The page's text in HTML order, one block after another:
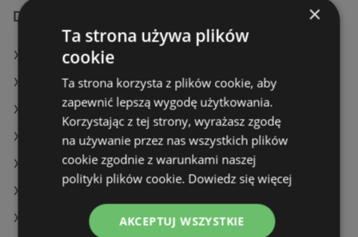
Dodatkowe łącza
Oferty Biedronka
Oferty Dino
Oferty Stokrotka
Aktualne gazetki Selgros
Aktualne gazetki Stokrotka
Aktualne gazetki Żabka
Aktualne gazetki Kaufland
×
Ta strona używa plików
cookie
Ta strona korzysta z plików cookie, aby
zapewnić lepszą wygodę użytkowania.
Korzystając z tej strony, wyrażasz zgodę
na używanie przez nas wszystkich plików
cookie zgodnie z warunkami naszej
polityki plików cookie. Dowiedz się więcej
AKCEPTUJ WSZYSTKIE